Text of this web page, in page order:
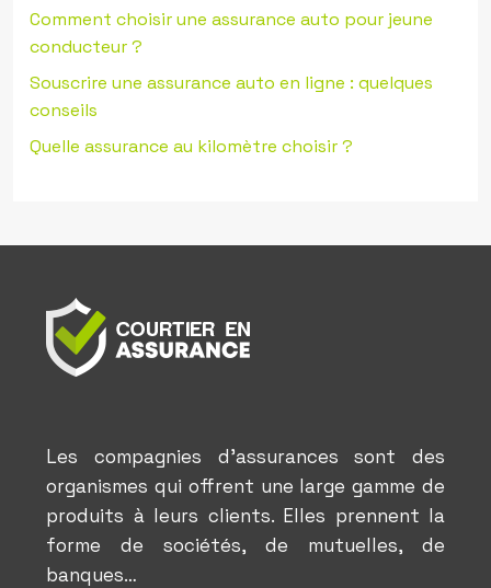
Comment choisir une assurance auto pour jeune
conducteur ?
Souscrire une assurance auto en ligne : quelques
conseils
Quelle assurance au kilomètre choisir ?
Les compagnies d’assurances sont des
organismes qui offrent une large gamme de
produits à leurs clients. Elles prennent la
forme de sociétés, de mutuelles, de
banques…